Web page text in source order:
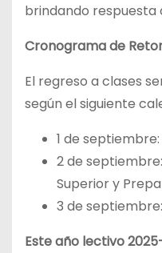
brindando respuesta
Cronograma de
El regreso a clases
según el siguiente
1 de
2 de
Superior y
3 de
Este año lectivo